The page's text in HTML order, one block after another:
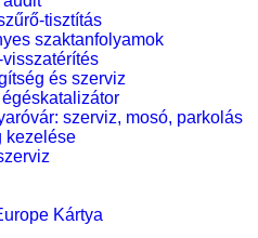
tisztítás
szaktanfolyamok
és szerviz
szerviz, mosó, parkolás
kezelése
Kártya